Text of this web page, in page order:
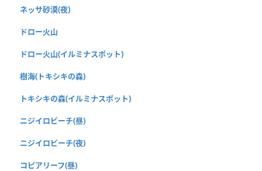
ネッサ砂漠(夜)
ドロー火山
ドロー火山(イルミナスポット)
樹海(トキシキの森)
トキシキの森(イルミナスポット)
ニジイロビーチ(昼)
ニジイロビーチ(夜)
コピアリーフ(昼)